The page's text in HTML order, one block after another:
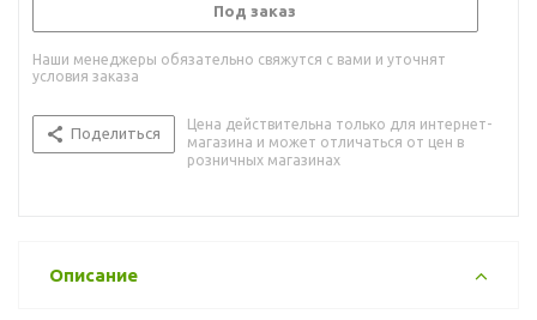
Под заказ
Наши менеджеры обязательно свяжутся с вами и уточнят
условия заказа
Поделиться
Цена действительна только для интернет-
магазина и может отличаться от цен в
розничных магазинах
Описание